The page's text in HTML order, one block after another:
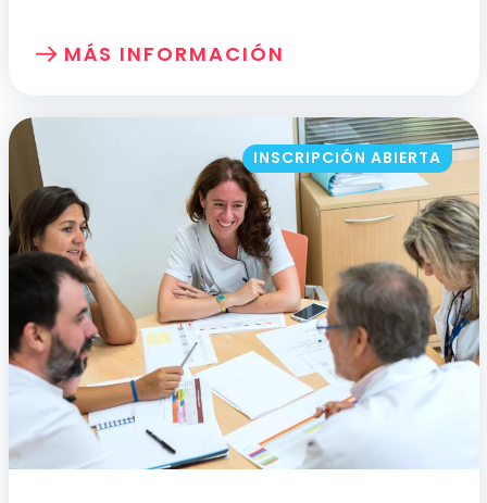
MÁS INFORMACIÓN
SOBRE: ATENCIÓN A LAS PERSONAS
INSCRIPCIÓN ABIERTA